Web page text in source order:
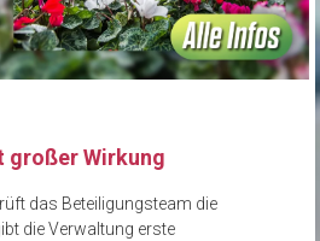
großer Wirkung
das Beteiligungsteam die
die Verwaltung erste